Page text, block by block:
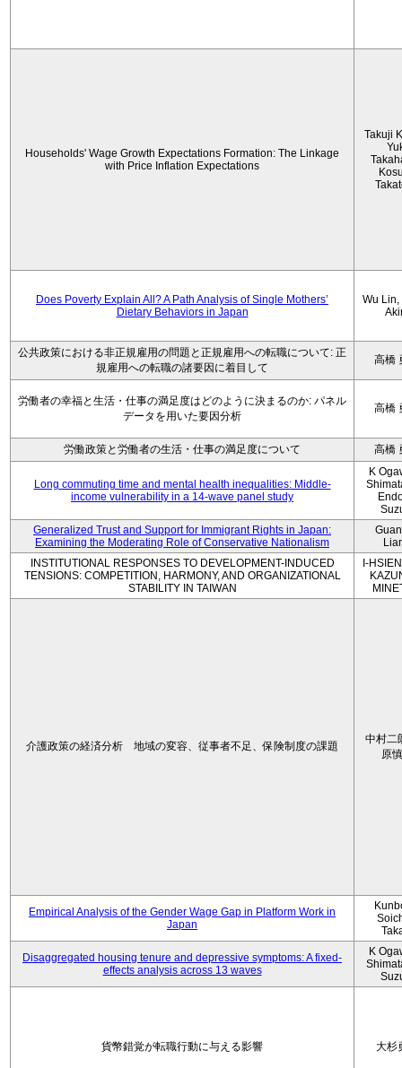
Households' Wage Growth Expectations Formation: The Linkage
with Price Inflation Expectations
Takuji
Does Poverty Explain All? A Path Analysis of Single Mothers’
Dietary Behaviors in Japan
Wu Lin,
公共政策における非正規雇用の問題と正規雇用への転職について: 正
規雇用への転職の諸要因に着目して
高橋
労働者の幸福と生活・仕事の満足度はどのように決まるのか: パネル
データを用いた要因分析
高橋
労働政策と労働者の生活・仕事の満足度について 高橋
Long commuting time and mental health inequalities: Middle-
income vulnerability in a 14-wave panel study
K
Generalized Trust and Support for Immigrant Rights in Japan:
Examining the Moderating Role of Conservative Nationalism
INSTITUTIONAL RESPONSES TO DEVELOPMENT-INDUCED
TENSIONS: COMPETITION, HARMONY, AND ORGANIZATIONAL
STABILITY IN TAIWAN
I-
介護政策の経済分析 地域の変容、従事者不足、保険制度の課題
中村二
原
Empirical Analysis of the Gender Wage Gap in Platform Work in
Japan
Disaggregated housing tenure and depressive symptoms: A fixed-
effects analysis across 13 waves
K
貨幣錯覚が転職行動に与える影響 大杉